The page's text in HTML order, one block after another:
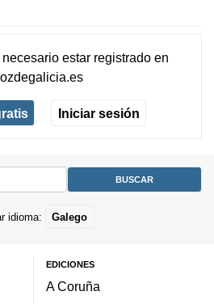
necesario estar registradoen
Iniciar sesión
idioma: Galego
EDICIONES
A Coruña